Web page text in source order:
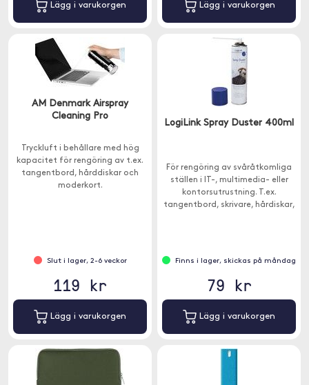
Lägg i varukorgen Lägg i varukorgen
AM Denmark Airspray
Cleaning Pro
Tryckluft i behållare med hög
kapacitet för rengöring av t.ex.
tangentbord, hårddiskar och
moderkort.
Slut i lager, 2-6 veckor
119 kr
Lägg i varukorgen
LogiLink Spray Duster 400ml
För rengöring av svåråtkomliga
ställen i IT-, multimedia- eller
kontorsutrustning. T.ex.
tangentbord, skrivare, hårdiskar,
Finns i lager, skickas på måndag
79 kr
Lägg i varukorgen